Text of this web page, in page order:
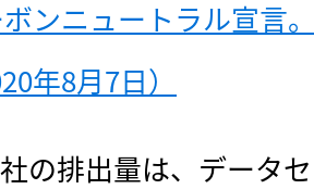
ンニュートラル宣言
年8月7日）
の排出量は、データ